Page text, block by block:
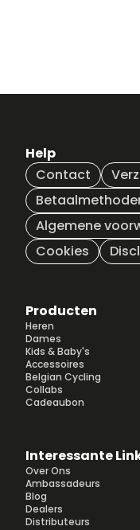
Help
Contact
Algemene
Cookies
Producten
Heren
Dames
Kids & Baby's
Accessoires
Belgian Cycling
Collabs
Cadeaubon
Interessante
Over Ons
Ambassadeurs
Blog
Dealers
Distributeurs